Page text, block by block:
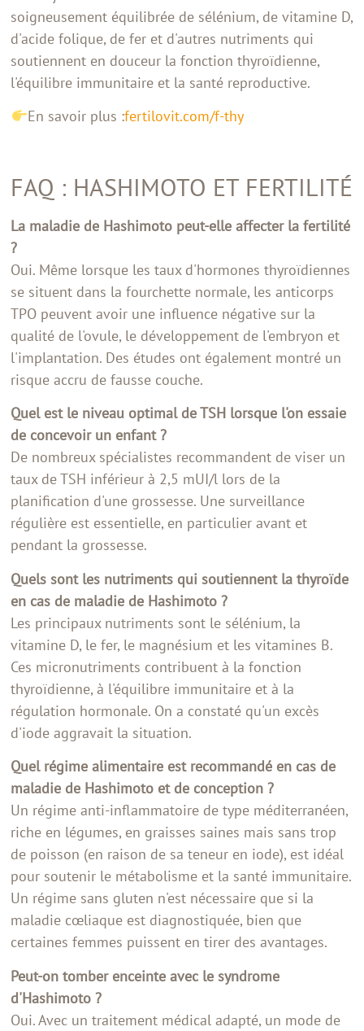
soigneusement équilibrée de sélénium, de vitamine D,
d'acide folique, de fer et d'autres nutriments qui
soutiennent en douceur la fonction thyroïdienne,
l'équilibre immunitaire et la santé reproductive.
En savoir plus :fertilovit.com/f-thy
FAQ : HASHIMOTO ET FERTILITÉ
La maladie de Hashimoto peut-elle affecter la fertilité
?
Oui. Même lorsque les taux d'hormones thyroïdiennes
se situent dans la fourchette normale, les anticorps
TPO peuvent avoir une influence négative sur la
qualité de l'ovule, le développement de l'embryon et
l'implantation. Des études ont également montré un
risque accru de fausse couche.
Quel est le niveau optimal de TSH lorsque l'on essaie
de concevoir un enfant ?
De nombreux spécialistes recommandent de viser un
taux de TSH inférieur à 2,5 mUI/l lors de la
planification d'une grossesse. Une surveillance
régulière est essentielle, en particulier avant et
pendant la grossesse.
Quels sont les nutriments qui soutiennent la thyroïde
en cas de maladie de Hashimoto ?
Les principaux nutriments sont le sélénium, la
vitamine D, le fer, le magnésium et les vitamines B.
Ces micronutriments contribuent à la fonction
thyroïdienne, à l'équilibre immunitaire et à la
régulation hormonale. On a constaté qu'un excès
d'iode aggravait la situation.
Quel régime alimentaire est recommandé en cas de
maladie de Hashimoto et de conception ?
Un régime anti-inflammatoire de type méditerranéen,
riche en légumes, en graisses saines mais sans trop
de poisson (en raison de sa teneur en iode), est idéal
pour soutenir le métabolisme et la santé immunitaire.
Un régime sans gluten n'est nécessaire que si la
maladie cœliaque est diagnostiquée, bien que
certaines femmes puissent en tirer des avantages.
Peut-on tomber enceinte avec le syndrome
d'Hashimoto ?
Oui. Avec un traitement médical adapté, un mode de